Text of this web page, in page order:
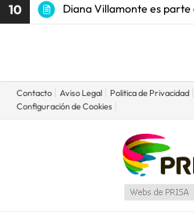
10 Diana Villamonte es parte
Contacto Aviso Legal Politica de Privacidad
Configuración de Cookies